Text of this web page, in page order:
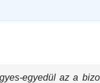
egyedül az a